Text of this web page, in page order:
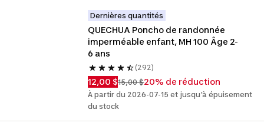
Dernières quantités
QUECHUA Poncho de randonnée
imperméable enfant, MH 100 Âge 2-
6 ans
(292)
12,00 $15,00 $20% de réduction
À partir du 2026-07-15 et jusqu'à épuisement
du stock